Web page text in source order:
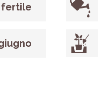
fertile